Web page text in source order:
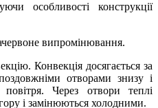
особливості конструкції
випромінювання.
Конвекція досягається за
отворами знизу і
Через отвори теплі
і замінюються холодними.